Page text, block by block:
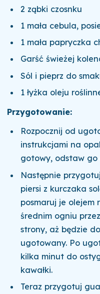
2 ząbki czosnku
1 mała cebula,
1 mała papryczka
Garść świeżej
Sól i pieprz do
1 łyżka oleju
Przygotowanie:
Rozpocznij od
instrukcjami na
gotowy, odstaw go
Następnie
piersi z kurczaka
posmaruj je olejem
średnim ogniu
strony, aż będzie
ugotowany. Po
kilka minut do
kawałki.
Teraz przygotuj